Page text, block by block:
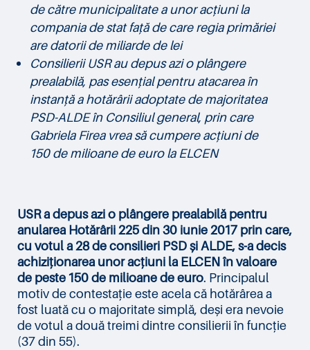
de către municipalitate a unor acțiuni la
compania de stat față de care regia primăriei
are datorii de miliarde de lei
Consilierii USR au depus azi o plângere
prealabilă, pas esențial pentru atacarea în
instanță a hotărârii adoptate de majoritatea
PSD-ALDE în Consiliul general, prin care
Gabriela Firea vrea să cumpere acțiuni de
150 de milioane de euro la ELCEN
USR a depus azi o plângere prealabilă pentru
anularea Hotărârii 225 din 30 iunie 2017 prin care,
cu votul a 28 de consilieri PSD și ALDE, s-a decis
achiziționarea unor acțiuni la ELCEN în valoare
de peste 150 de milioane de euro. Principalul
motiv de contestație este acela că hotărârea a
fost luată cu o majoritate simplă, deși era nevoie
de votul a două treimi dintre consilierii în funcție
(37 din 55).